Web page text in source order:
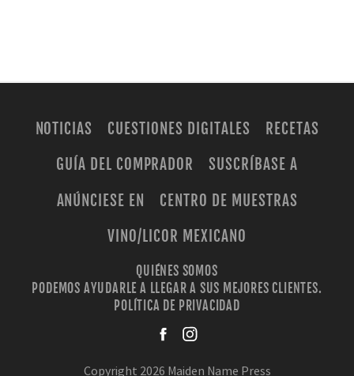
NOTICIAS CUESTIONES DIGITALES
RECETAS
GUÍA DEL COMPRADOR
SUSCRÍBASE A
ANÚNCIESE EN
CENTRO DE MUESTRAS
VINO/LICOR MEXICANO
QUIÉNES SOMOS
PODEMOS AYUDARLE A LLEGAR A SUS MEJORES CLIENTES.
POLÍTICA DE PRIVACIDAD
Copyright 2026 Maiden Name Press